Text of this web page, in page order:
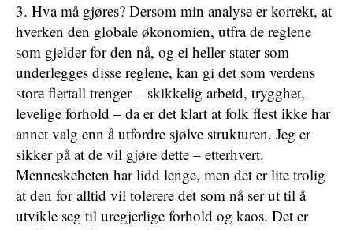
3. Hva må gjøres? Dersom min analyse er korrekt, at
hverken den globale økonomien, utfra de reglene
som gjelder for den nå, og ei heller stater som
underlegges disse reglene, kan gi det som verdens
store flertall trenger – skikkelig arbeid, trygghet,
levelige forhold – da er det klart at folk flest ikke har
annet valg enn å utfordre sjølve strukturen. Jeg er
sikker på at de vil gjøre dette – etterhvert.
Menneskeheten har lidd lenge, men det er lite trolig
at den for alltid vil tolerere det som nå ser ut til å
utvikle seg til uregjerlige forhold og kaos. Det er